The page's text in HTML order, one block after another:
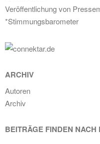
Veröffentlichung von
*Stimmungsbarometer
ARCHIV
Autoren
Archiv
BEITRÄGE FINDEN NACH